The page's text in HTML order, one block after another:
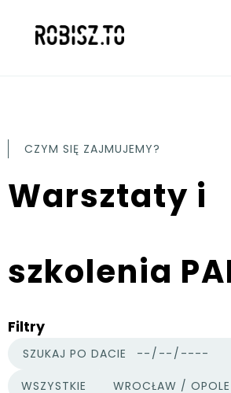
CZYM SIĘ ZAJMUJEMY?
Warsztaty i
szkolenia
Filtry
SZUKAJ PO DACIE
WSZYSTKIE WROCŁAW / OPOLE